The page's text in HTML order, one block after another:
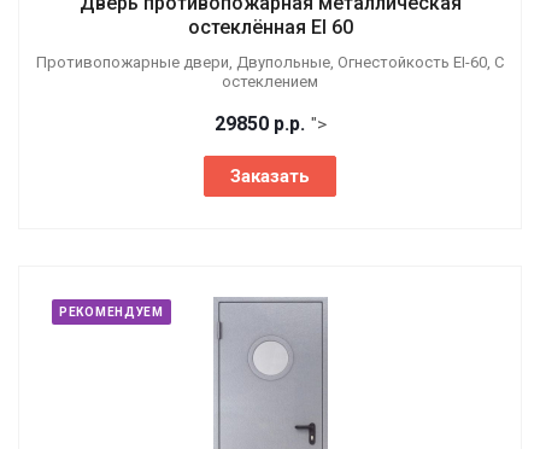
остеклённая EI 60
Противопожарные двери, Двупольные, Огнестойкость EI-60, С
остеклением
29850 р.р. ">
Заказать
РЕКОМЕНДУЕМ